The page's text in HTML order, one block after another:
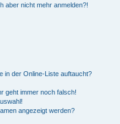
aber nicht mehr anmelden?!
in der Online-Liste auftaucht?
geht immer noch falsch!
angezeigt werden?